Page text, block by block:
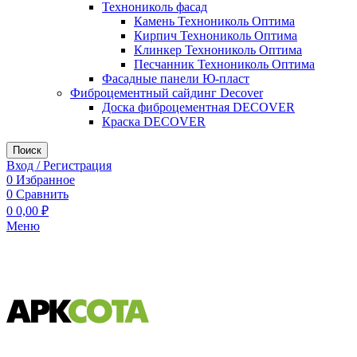
Технониколь фасад
Камень Технониколь Оптима
Кирпич Технониколь Оптима
Клинкер Технониколь Оптима
Песчанник Технониколь Оптима
Фасадные панели Ю-пласт
Фиброцементный сайдинг Decover
Доска фиброцементная DECOVER
Краска DECOVER
Поиск
Вход / Регистрация
0 Избранное
0 Сравнить
0 0,00 ₽
Меню